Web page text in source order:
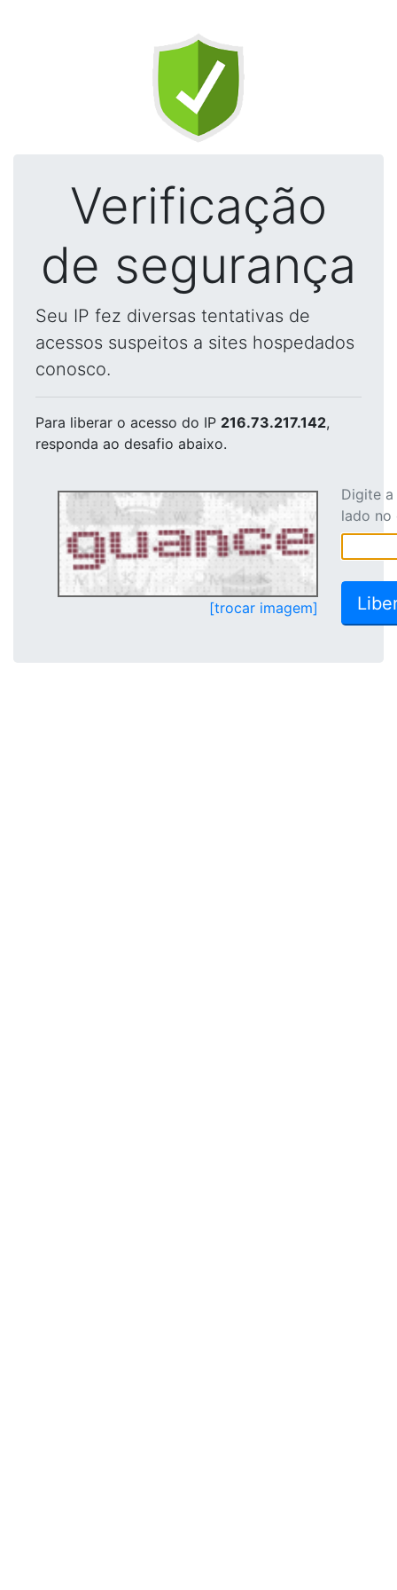
Verificação
de segurança
Seu IP fez diversas tentativas de
acessos suspeitos a sites hospedados
conosco.
Para liberar o acesso do IP 216.73.217.142,
responda ao desafio abaixo.
[trocar imagem]
Digite
lado no